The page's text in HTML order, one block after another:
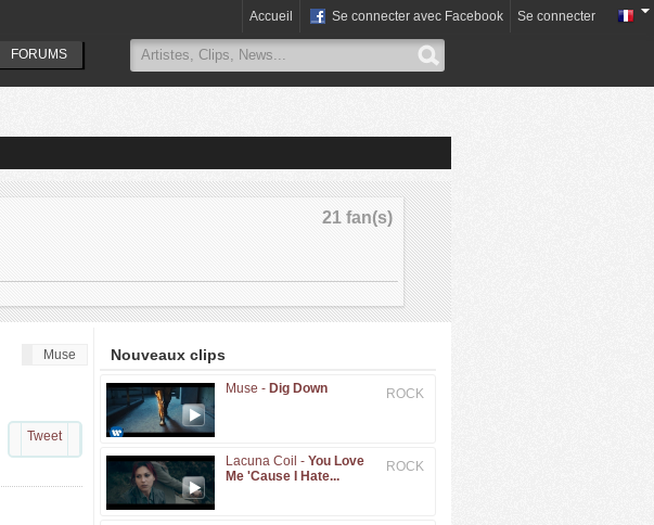
FORUMS
Accueil Se connecter avec Facebook Se connecter
21 fan(s)
Muse
Tweet
Nouveaux clips
ROCK
Muse - Dig Down
ROCK
Lacuna Coil - You Love
Me 'Cause I Hate...